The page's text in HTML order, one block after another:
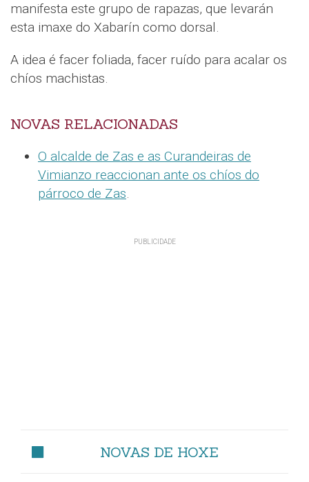
manifesta este grupo de rapazas, que levarán
esta imaxe do Xabarín como dorsal.
A idea é facer foliada, facer ruído para acalar os
chíos machistas.
NOVAS RELACIONADAS
O alcalde de Zas e as Curandeiras de
Vimianzo reaccionan ante os chíos do
párroco de Zas.
NOVAS DE HOXE